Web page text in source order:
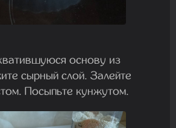
основу из
сырный слой. Залейте
Посыпьте кунжутом.